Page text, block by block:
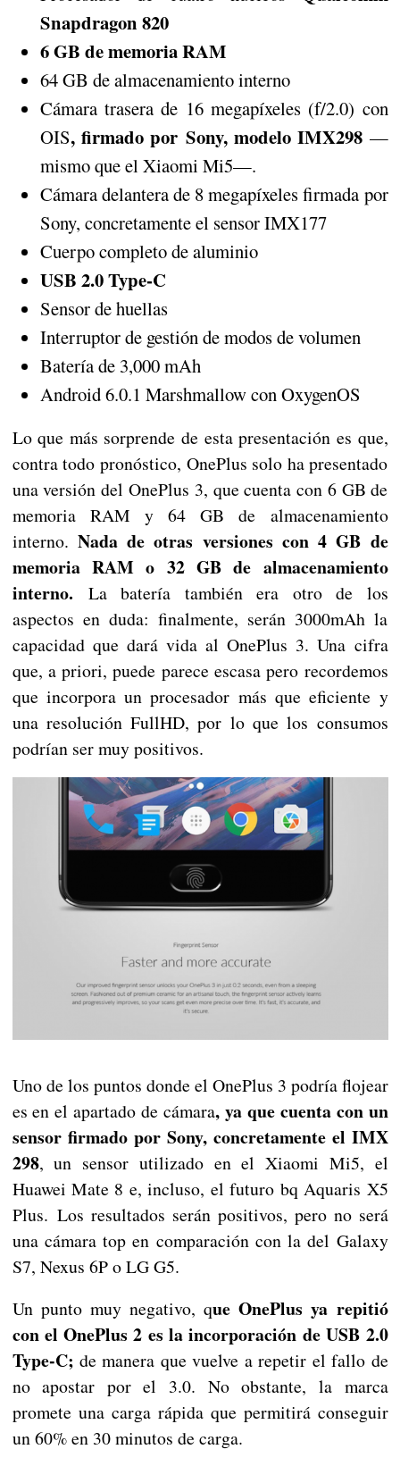
Snapdragon 820
6 GB de memoria RAM
64 GB de almacenamiento interno
Cámara trasera de 16 megapíxeles (f/2.0) con
OIS, firmado por Sony, modelo IMX298 —
mismo que el Xiaomi Mi5—.
Cámara delantera de 8 megapíxeles firmada por
Sony, concretamente el sensor IMX177
Cuerpo completo de aluminio
USB 2.0 Type-C
Sensor de huellas
Interruptor de gestión de modos de volumen
Batería de 3,000 mAh
Android 6.0.1 Marshmallow con OxygenOS
Lo que más sorprende de esta presentación es que,
contra todo pronóstico, OnePlus solo ha presentado
una versión del OnePlus 3, que cuenta con 6 GB de
memoria RAM y 64 GB de almacenamiento
interno. Nada de otras versiones con 4 GB de
memoria RAM o 32 GB de almacenamiento
interno. La batería también era otro de los
aspectos en duda: finalmente, serán 3000mAh la
capacidad que dará vida al OnePlus 3. Una cifra
que, a priori, puede parece escasa pero recordemos
que incorpora un procesador más que eficiente y
una resolución FullHD, por lo que los consumos
podrían ser muy positivos.
Uno de los puntos donde el OnePlus 3 podría flojear
es en el apartado de cámara, ya que cuenta con un
sensor firmado por Sony, concretamente el IMX
298, un sensor utilizado en el Xiaomi Mi5, el
Huawei Mate 8 e, incluso, el futuro bq Aquaris X5
Plus. Los resultados serán positivos, pero no será
una cámara top en comparación con la del Galaxy
S7, Nexus 6P o LG G5.
Un punto muy negativo, que OnePlus ya repitió
con el OnePlus 2 es la incorporación de USB 2.0
Type-C; de manera que vuelve a repetir el fallo de
no apostar por el 3.0. No obstante, la marca
promete una carga rápida que permitirá conseguir
un 60% en 30 minutos de carga.